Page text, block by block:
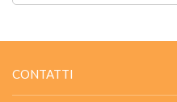
CONTATTI